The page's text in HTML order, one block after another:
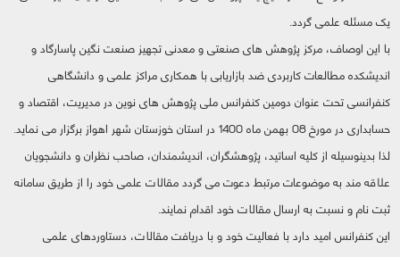
یک مسئله علمی گردد.
با این اوصاف، مرکز پژوهش های صنعتی و معدنی تجهیز صنعت نگین پاسارگاد و
اندیشکده مطالعات کاربردی ضد بازاریابی با همکاری مراکز علمی و دانشگاهی
کنفرانسی تحت عنوان دومین کنفرانس ملی پژوهش های نوین در مدیریت، اقتصاد و
حسابداری در مورخ 08 بهمن ماه 1400 در استان خوزستان شهر اهواز برگزار می نماید.
لذا بدینوسیله از کلیه اساتید، پژوهشگران، اندیشمندان، صاحب نظران و دانشجویان
علاقه مند به موضوعات مرتبط دعوت می گردد مقالات علمی خود را از طریق سامانه
ثبت نام و نسبت به ارسال مقالات خود اقدام نمایند.
این کنفرانس امید دارد با فعالیت خود و با دریافت مقالات، دستاوردهای علمی